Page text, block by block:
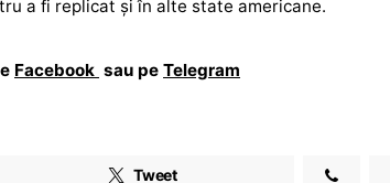
a fi replicat și în alte state americane.
Facebook sau pe Telegram
Tweet